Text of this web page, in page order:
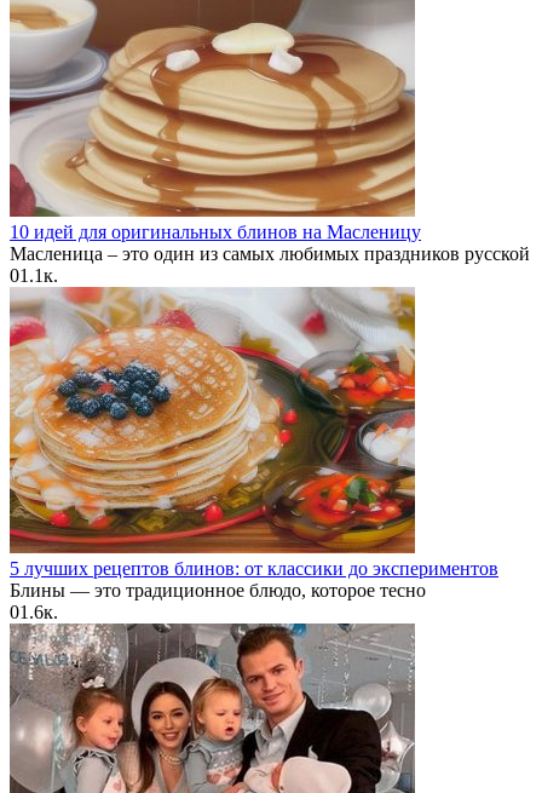
10 идей для оригинальных блинов на Масленицу
Масленица – это один из самых любимых праздников русской
01.1к.
5 лучших рецептов блинов: от классики до экспериментов
Блины — это традиционное блюдо, которое тесно
01.6к.